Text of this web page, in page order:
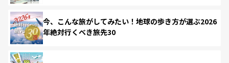
今、こんな旅がしてみたい！地球の歩き方が選ぶ2026
年絶対行くべき旅先30